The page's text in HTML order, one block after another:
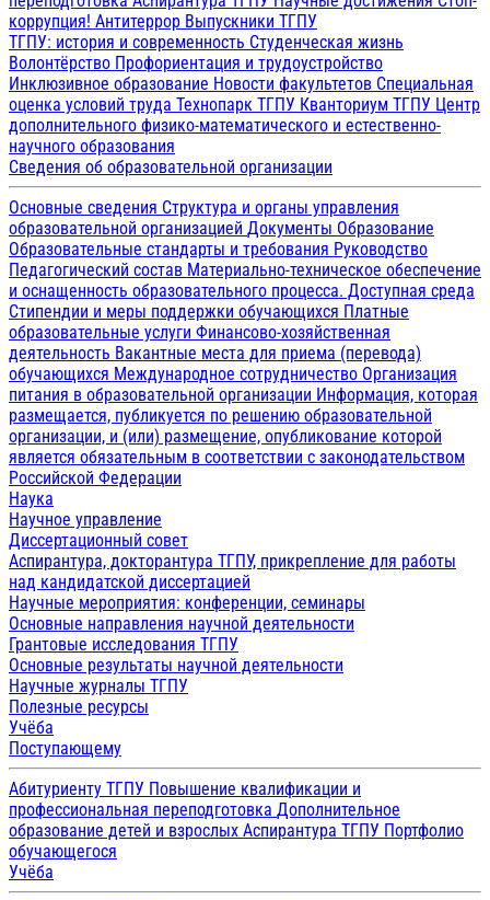
коррупция! Антитеррор Выпускники ТГПУ
ТГПУ: история и современность Студенческая жизнь
Волонтёрство Профориентация и трудоустройство
Инклюзивное образование Новости факультетов Специальная
оценка условий труда Технопарк ТГПУ Кванториум ТГПУ Центр
дополнительного физико-математического и естественно-
научного образования
Сведения об образовательной организации
Основные сведения Структура и органы управления
образовательной организацией Документы Образование
Образовательные стандарты и требования Руководство
Педагогический состав Материально-техническое обеспечение
и оснащенность образовательного процесса. Доступная среда
Стипендии и меры поддержки обучающихся Платные
образовательные услуги Финансово-хозяйственная
деятельность Вакантные места для приема (перевода)
обучающихся Международное сотрудничество Организация
питания в образовательной организации Информация, которая
размещается, публикуется по решению образовательной
организации, и (или) размещение, опубликование которой
является обязательным в соответствии с законодательством
Российской Федерации
Наука
Научное управление
Диссертационный совет
Аспирантура, докторантура ТГПУ, прикрепление для работы
над кандидатской диссертацией
Научные мероприятия: конференции, семинары
Основные направления научной деятельности
Грантовые исследования ТГПУ
Основные результаты научной деятельности
Научные журналы ТГПУ
Полезные ресурсы
Учёба
Поступающему
Абитуриенту ТГПУ Повышение квалификации и
профессиональная переподготовка Дополнительное
образование детей и взрослых Аспирантура ТГПУ Портфолио
обучающегося
Учёба